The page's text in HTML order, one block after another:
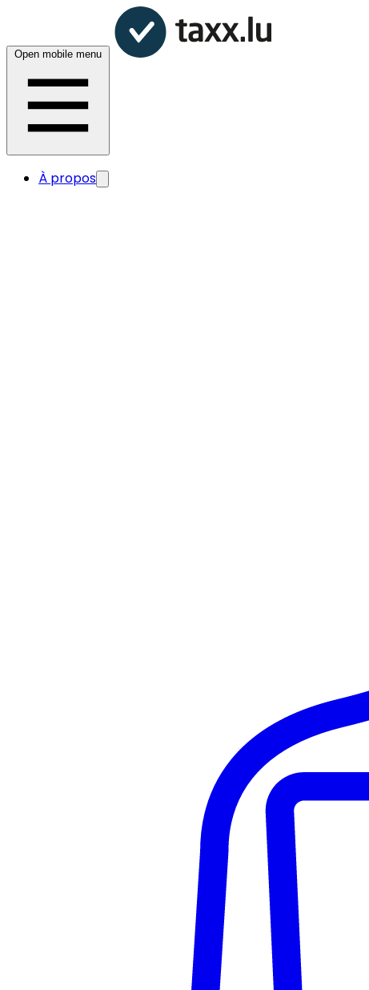
Open mobile menu
À propos